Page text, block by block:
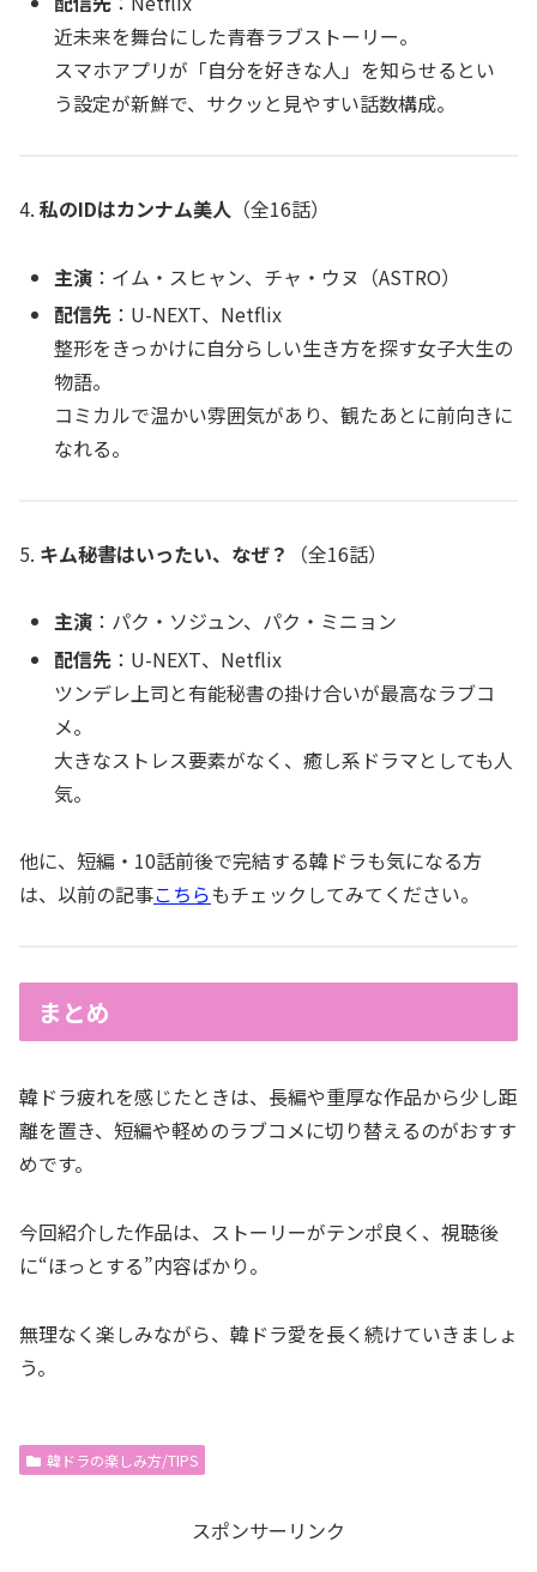
近未来を舞台にした青春ラブストーリー。
スマホアプリが「自分を好きな人」を知らせるとい
う設定が新鮮で、サクッと見やすい話数構成。
4. 私のIDはカンナム美人 （全16話）
主演 ：イム・スヒャン、チャ・ウヌ（ASTRO）
配信先 ：U-NEXT、Netflix
整形をきっかけに自分らしい生き方を探す女子大生の
物語。
コミカルで温かい雰囲気があり、観たあとに前向きに
なれる。
5. キム秘書はいったい、なぜ？ （全16話）
主演 ：パク・ソジュン、パク・ミニョン
配信先 ：U-NEXT、Netflix
ツンデレ上司と有能秘書の掛け合いが最高なラブコ
メ。
大きなストレス要素がなく、癒し系ドラマとしても人
気。
他に、短編・10話前後で完結する韓ドラも気になる方
は、以前の記事こちらもチェックしてみてください。
まとめ
韓ドラ疲れを感じたときは、長編や重厚な作品から少し距
離を置き、短編や軽めのラブコメに切り替えるのがおすす
めです。
今回紹介した作品は、ストーリーがテンポ良く、視聴後
に“ほっとする”内容ばかり。
無理なく楽しみながら、韓ドラ愛を長く続けていきましょ
う。
韓ドラの楽しみ方/TIPS
スポンサーリンク